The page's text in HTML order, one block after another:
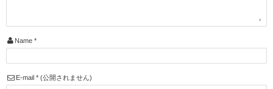
Name *
E-mail *(公開されません)